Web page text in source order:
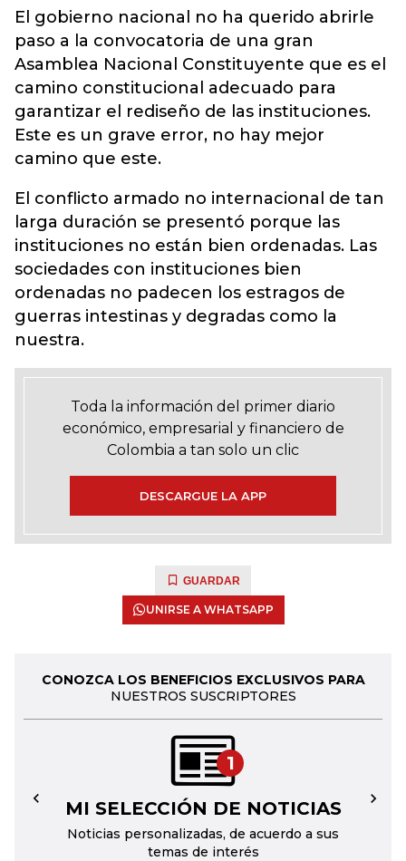
El gobierno nacional no ha querido abrirle
paso a la convocatoria de una gran
Asamblea Nacional Constituyente que es el
camino constitucional adecuado para
garantizar el rediseño de las instituciones.
Este es un grave error, no hay mejor
camino que este.
El conflicto armado no internacional de tan
larga duración se presentó porque las
instituciones no están bien ordenadas. Las
sociedades con instituciones bien
ordenadas no padecen los estragos de
guerras intestinas y degradas como la
nuestra.
Toda la información del primer diario
económico, empresarial y financiero de
Colombia a tan solo un clic
DESCARGUE LA APP
GUARDAR
UNIRSE A WHATSAPP
CONOZCA LOS BENEFICIOS EXCLUSIVOS PARA
NUESTROS SUSCRIPTORES
1
MI SELECCIÓN DE NOTICIAS
Noticias personalizadas, de acuerdo a sus
temas de interés
← →